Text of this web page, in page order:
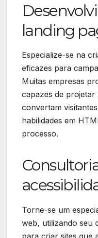
landing
Especialize-se na
eficazes para
Muitas empresas
capazes de projetar
convertam
habilidades em
processo.
Torne-se um
web, utilizando seu